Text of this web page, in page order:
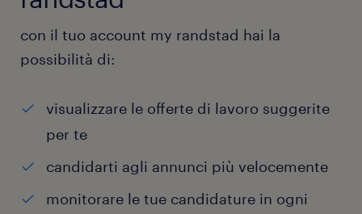
con il tuo account my randstad hai la
possibilità di:
visualizzare le offerte di lavoro suggerite
per te
candidarti agli annunci più velocemente
monitorare le tue candidature in ogni